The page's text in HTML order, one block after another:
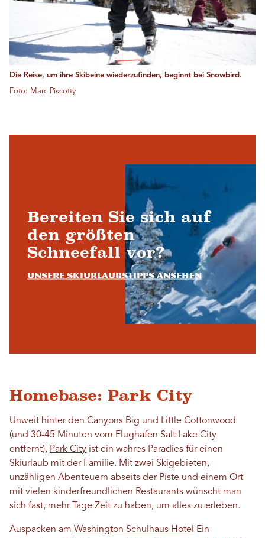
Die Reise, um ihre Skibeine wiederzufinden, beginnt bei Snowbird.
Foto: Marc Piscotty
Bereiten Sie sich auf
den größten
Schneefall vor?
Unsere Skiurlaubstipps ansehen
Homebase: Park City
Unweit hinter den Canyons Big und Little Cottonwood
(und 30-45 Minuten vom Flughafen Salt Lake City
entfernt), Park City ist ein wahres Paradies für einen
Skiurlaub mit der Familie. Mit zwei Skigebieten,
unzähligen Abenteuern abseits der Piste und einem Ort
mit vielen kinderfreundlichen Restaurants wünscht man
sich fast, mehr Tage Zeit zu haben, um alles zu erleben.
Auspacken am Washington Schulhaus Hotel
Ein